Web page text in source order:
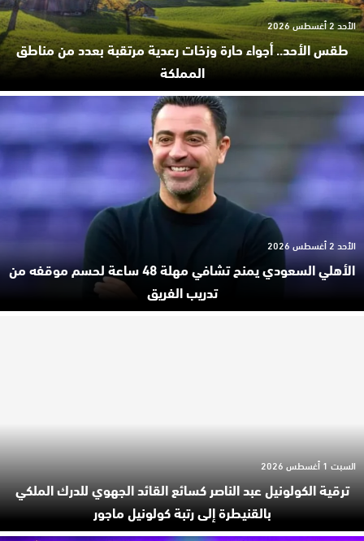
طقس الأحد.. أجواء حارة وزخات رعدية مرتقبة بعدد من مناطق
المملكة
الأحد 2 أغسطس 2026
الأهلي السعودي يمنح تشافي مهلة 48 ساعة لحسم موقفه من
تدريب الفريق
الأحد 2 أغسطس 2026
ترقية الكولونيل عبد الناصر كسائع القائد الجهوي للدرك الملكي
بالقنيطرة إلى رتبة كولونيل ماجور
السبت 1 أغسطس 2026